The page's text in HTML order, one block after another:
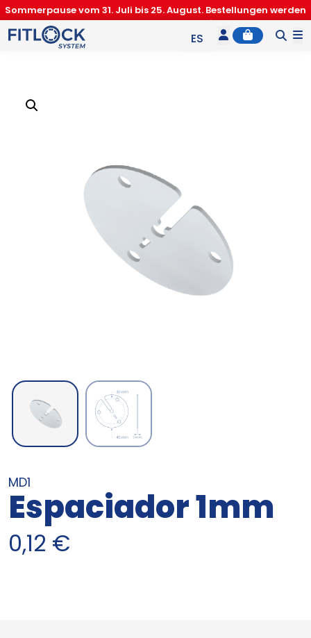
Sommerpause vom 31. Juli bis 25. August. Bestellungen werden
ab dem 26. August bearbeitet.
ES Account
Cart
MD1
Espaciador 1mm
0,12 €